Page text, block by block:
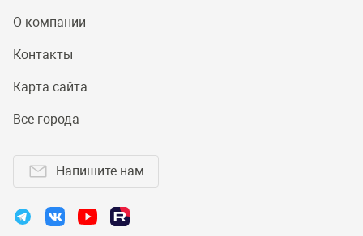
О компании
Контакты
Карта сайта
Все города
Напишите нам